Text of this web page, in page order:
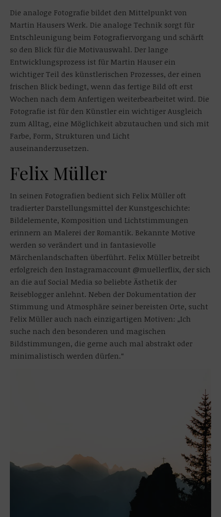
Die analoge Fotografie bildet den Mittelpunkt von
Martin Hausers Werk. Die analoge Technik sorgt für
Entschleunigung beim Fotografiervorgang und schärft
so den Blick für die Motivauswahl. Der lange
Entwicklungsprozess ist für Martin Hauser ein
wichtiger Teil des künstlerischen Prozesses, der einen
frischen Blick bedingt, wenn das fertige Bild oft erst
Wochen nach dem Anfertigen weiterbearbeitet wird. Die
Fotografie ist für den Künstler ein wichtiger Ausgleich
zum Alltag, eine Möglichkeit abzutauchen und sich mit
Farbe, Form, Strukturen und Licht
auseinanderzusetzen.
Felix Müller
In seinen Fotografien bedient sich Felix Müller oft
tradierter Darstellungsmittel der Kunstgeschichte:
Bildelemente, Komposition und Lichtstimmungen
erinnern an Malerei der Romantik. Bekannte Motive
werden so verändert und in fantasievolle
Märchenlandschaften überführt. Felix Müller betreibt
erfolgreich den Instagramaccount @muellerflix, der sich
an die auf Social Media so beliebte Ästhetik der
Reiseblogger anlehnt. Neben der Dokumentation der
Stimmung und Atmosphäre seiner bereisten Orte, sucht
Felix Müller auch nach einzigartigen Motiven: „Ich
suche nach den besonderen und magischen
Bildstimmungen, die gerne auch mal abstrakt oder
minimalistisch werden dürfen.“